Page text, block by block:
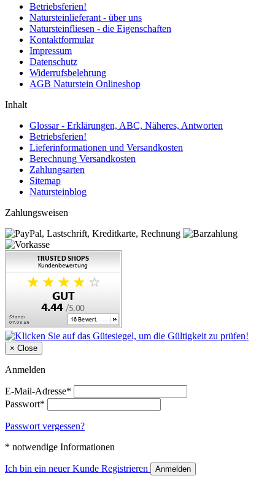
Betriebsferien!
Natursteinlieferant - über uns
Natursteinfliesen - die Eigenschaften
Kontaktformular
Impressum
Datenschutz
Widerrufsbelehrung
AGB Naturstein Onlineshop
Inhalt
Glossar - Erklärungen, ABC, Näheres, Antworten
Betriebsferien!
Lieferinformationen und Versandkosten
Berechnung Versandkosten
Zahlungsarten
Sitemap
Natursteinblog
Zahlungsweisen
× Close
Anmelden
E-Mail-Adresse*
Passwort*
Passwort vergessen?
* notwendige Informationen
Ich bin ein neuer Kunde Registrieren Anmelden